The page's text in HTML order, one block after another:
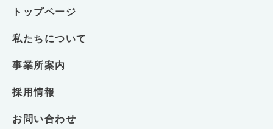
トップページ
私たちについて
事業所案内
採用情報
お問い合わせ